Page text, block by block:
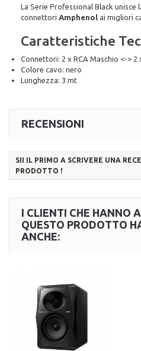
La Serie Professional Black unisce
connettori Amphenol ai migliori
Caratteristiche
Connettori: 2 x RCA Maschio <-> 2
Colore cavo: nero
Lunghezza: 3 mt
RECENSIONI
SII IL PRIMO A SCRIVERE UNA
PRODOTTO !
I CLIENTI CHE HANNO
QUESTO PRODOTTO
ANCHE: